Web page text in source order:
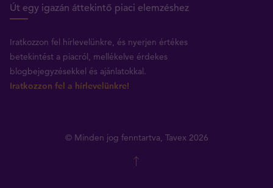
Út egy igazán áttekintő piaci elemzéshez
Iratkozzon fel hírlevelünkre, és nyerjen értékes
betekintést a piacról, mellékelve érdekes
blogbejegyzésekkel és ajánlatokkal.
Iratkozzon fel a hírlevelünkre!
© Minden jog fenntartva, Tavex 2026